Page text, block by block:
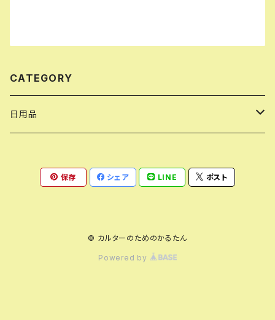
CATEGORY
日用品
保存 シェア LINE ポスト
© カルターのためのかるたん
Powered by